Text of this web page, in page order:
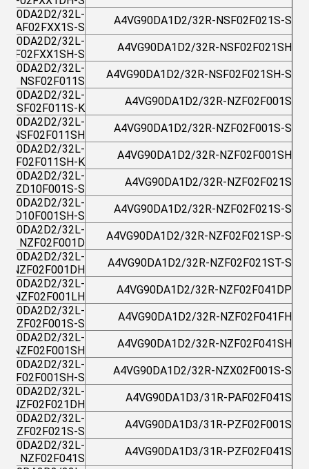
A4VG90DA1D2/32R-NSF02F021S-S
32L-
NAF02FXX1S-S
A4VG90DA1D2/32R-NSF02F021SH
32L-
NAF02FXX1SH-S
A4VG90DA1D2/32R-NSF02F021SH-S
32L-
NSF02F011S
A4VG90DA1D2/32R-NZF02F001S
32L-
NSF02F011S-K
A4VG90DA1D2/32R-NZF02F001S-S
32L-
NSF02F011SH
A4VG90DA1D2/32R-NZF02F001SH
32L-
NSF02F011SH-K
A4VG90DA1D2/32R-NZF02F021S
32L-
NZD10F001S-S
A4VG90DA1D2/32R-NZF02F021S-S
32L-
NZD10F001SH-S
A4VG90DA1D2/32R-NZF02F021SP-S
32L-
NZF02F001D
A4VG90DA1D2/32R-NZF02F021ST-S
32L-
NZF02F001DH
A4VG90DA1D2/32R-NZF02F041DP
32L-
NZF02F001LH
A4VG90DA1D2/32R-NZF02F041FH
32L-
NZF02F001S-S
A4VG90DA1D2/32R-NZF02F041SH
32L-
NZF02F001SH
A4VG90DA1D2/32R-NZX02F001S-S
32L-
NZF02F001SH-S
A4VG90DA1D3/31R-PAF02F041S
32L-
NZF02F021DH
A4VG90DA1D3/31R-PZF02F001S
32L-
NZF02F021S-S
A4VG90DA1D3/31R-PZF02F041S
32L-
NZF02F041S